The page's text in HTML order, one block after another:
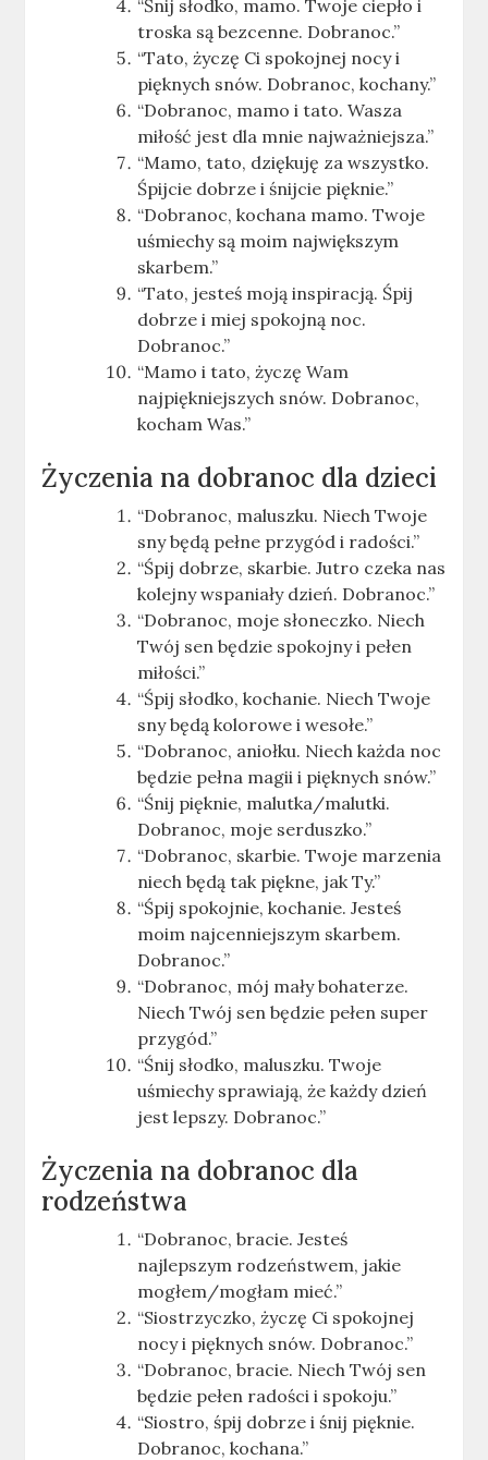
“Śnij słodko, mamo. Twoje ciepło i
troska są bezcenne. Dobranoc.”
“Tato, życzę Ci spokojnej nocy i
pięknych snów. Dobranoc, kochany.”
“Dobranoc, mamo i tato. Wasza
miłość jest dla mnie najważniejsza.”
“Mamo, tato, dziękuję za wszystko.
Śpijcie dobrze i śnijcie pięknie.”
“Dobranoc, kochana mamo. Twoje
uśmiechy są moim największym
skarbem.”
“Tato, jesteś moją inspiracją. Śpij
dobrze i miej spokojną noc.
Dobranoc.”
“Mamo i tato, życzę Wam
najpiękniejszych snów. Dobranoc,
kocham Was.”
Życzenia na dobranoc dla dzieci
“Dobranoc, maluszku. Niech Twoje
sny będą pełne przygód i radości.”
“Śpij dobrze, skarbie. Jutro czeka nas
kolejny wspaniały dzień. Dobranoc.”
“Dobranoc, moje słoneczko. Niech
Twój sen będzie spokojny i pełen
miłości.”
“Śpij słodko, kochanie. Niech Twoje
sny będą kolorowe i wesołe.”
“Dobranoc, aniołku. Niech każda noc
będzie pełna magii i pięknych snów.”
“Śnij pięknie, malutka/malutki.
Dobranoc, moje serduszko.”
“Dobranoc, skarbie. Twoje marzenia
niech będą tak piękne, jak Ty.”
“Śpij spokojnie, kochanie. Jesteś
moim najcenniejszym skarbem.
Dobranoc.”
“Dobranoc, mój mały bohaterze.
Niech Twój sen będzie pełen super
przygód.”
“Śnij słodko, maluszku. Twoje
uśmiechy sprawiają, że każdy dzień
jest lepszy. Dobranoc.”
Życzenia na dobranoc dla
rodzeństwa
“Dobranoc, bracie. Jesteś
najlepszym rodzeństwem, jakie
mogłem/mogłam mieć.”
“Siostrzyczko, życzę Ci spokojnej
nocy i pięknych snów. Dobranoc.”
“Dobranoc, bracie. Niech Twój sen
będzie pełen radości i spokoju.”
“Siostro, śpij dobrze i śnij pięknie.
Dobranoc, kochana.”